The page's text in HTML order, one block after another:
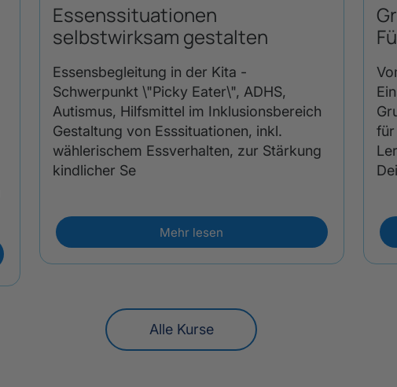
Essenssituationen
selbstwirksam gestalten
Essensbegleitung in der Kita -
Schwerpunkt \"Picky Eater\", ADHS,
Autismus, Hilfsmittel im Inklusionsbereich
Gestaltung von Esssituationen, inkl.
wählerischem Essverhalten, zur Stärkung
kindlicher Se
Mehr lesen
für
Alle Kurse